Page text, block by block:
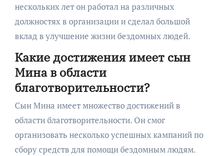
нескольких лет он работал на различных
должностях в организации и сделал большой
вклад в улучшение жизни бездомных людей.
Какие достижения имеет сын
Мина в области
благотворительности?
Сын Мина имеет множество достижений в
области благотворительности. Он смог
организовать несколько успешных кампаний по
сбору средств для помощи бездомным людям.